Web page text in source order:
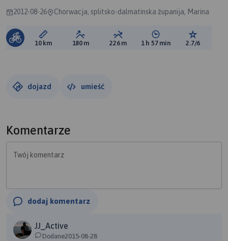
2012-08-26 Chorwacja, splitsko-dalmatinska županija, Marina
Długość trasy:
10 km Suma przewyższeń:
180 m Suma spadków:
226 m Średni czas potrzebny
1 h 57 min Ocena
2.7/6
dojazd umieść
Komentarze
Twój komentarz
dodaj komentarz
JJ_Active
Dodane2015-08-28